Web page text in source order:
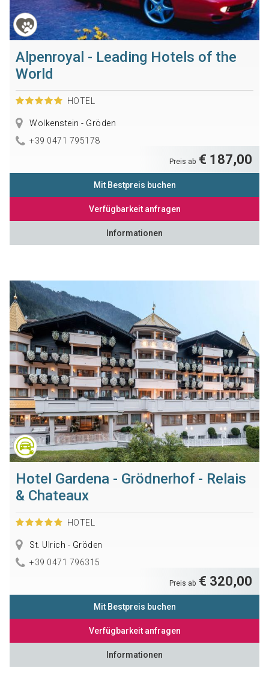
Alpenroyal - Leading Hotels of the
World
HOTEL
Wolkenstein - Gröden
+39 0471 795178
Preis ab € 187,00
Mit Bestpreis buchen
Verfügbarkeit anfragen
Informationen
Hotel Gardena - Grödnerhof - Relais
& Chateaux
HOTEL
St. Ulrich - Gröden
+39 0471 796315
Preis ab € 320,00
Mit Bestpreis buchen
Verfügbarkeit anfragen
Informationen